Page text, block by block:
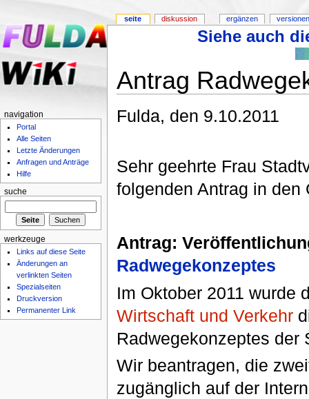
Siehe auch
Antrag
Fulda, den 9.10.2011
Sehr geehrte Frau
folgenden Antrag in den
Antrag:
Radwegekonzeptes
Im Oktober 2011 wurde
Wirtschaft und Verkehr
Radwegekonzeptes der
Wir beantragen, die
zugänglich auf der
seite diskussion ergänzen
navigation
Portal
Alle Seiten
Letzte Änderungen
Anfragen und Anträge
Hilfe
suche
werkzeuge
Links auf diese Seite
Änderungen an
verlinkten Seiten
Spezialseiten
Druckversion
Permanenter Link